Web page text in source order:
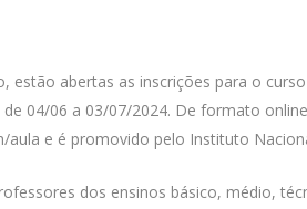
estão abertas as inscrições para o
de 04/06 a 03/07/2024. De formato
aula e é promovido pelo Instituto
dos ensinos básico, médio,